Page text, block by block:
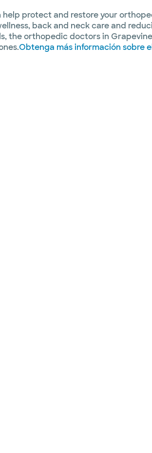
protect and restore your
back and neck care and
the orthopedic doctors in
Obtenga más información sobre